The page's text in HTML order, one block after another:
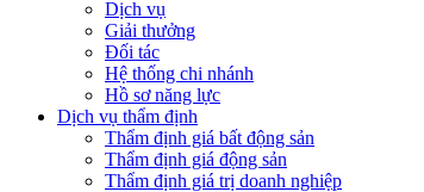
Dịch vụ
Giải thưởng
Đối tác
Hệ thống chi nhánh
Hồ sơ năng lực
Dịch vụ thẩm định
Thẩm định giá bất động sản
Thẩm định giá động sản
Thẩm định giá trị doanh nghiệp